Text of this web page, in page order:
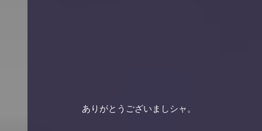
ありがとうございましシャ。